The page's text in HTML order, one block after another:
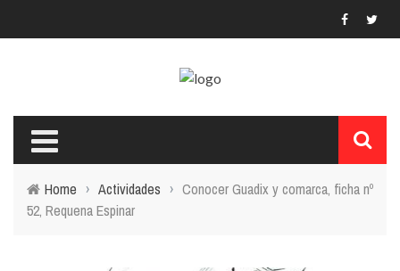
LA FUNDACIÓN
FUNDADOR Y SU OBRA
LA CASA MUSEO
Home › Actividades › Conocer Guadix y comarca, ficha nº
52, Requena Espinar